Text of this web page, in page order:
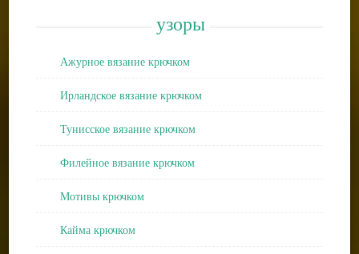
узоры
Ажурное вязание крючком
Ирландское вязание крючком
Тунисское вязание крючком
Филейное вязание крючком
Мотивы крючком
Кайма крючком